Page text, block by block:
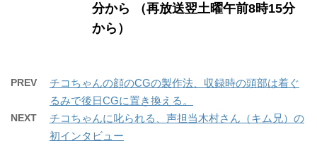
分から （再放送翌土曜午前8時15分
から）
PREV
チコちゃんの顔のCGの製作法、収録時の頭部は着ぐ
るみで後日CGに置き換える。
NEXT
チコちゃんに叱られる、声担当木村さん（キム兄）の
初インタビュー